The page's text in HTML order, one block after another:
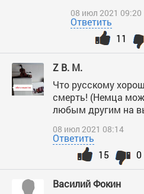
08 июл 2021 09:20
Ответить
11
Z В. М.
Что русскому
смерть! (Немца
любым другим на
08 июл 2021 08:14
Ответить
0
15
Василий Фокин